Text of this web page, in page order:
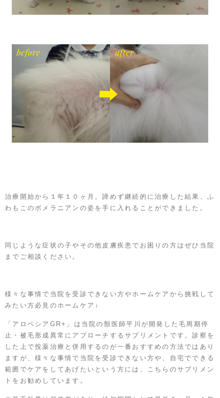
治療開始から１年１０ヶ月。諦めず継続的に治療した結果、ふ
わもこのポメラニアンの姿を手に入れることができました。
同じような症状の子やその他皮膚疾患でお困りの方はぜひ当院
までご相談ください。
様々な事情で当院を受診できない方やホームケアから挑戦して
みたい方必見のホームケア↓
「アロペシアGR+」は当院の獣医師平川が開発した毛周期停
止・被毛形成異常にアプローチするサプリメントです。診察を
した上で投薬治療と併用するのが一番おすすめの方法ではあり
ますが、様々な事情で当院を受診できない方や、自宅でできる
範囲でケアをしてあげたいという方には、こちらのサプリメン
トをお勧めしています。